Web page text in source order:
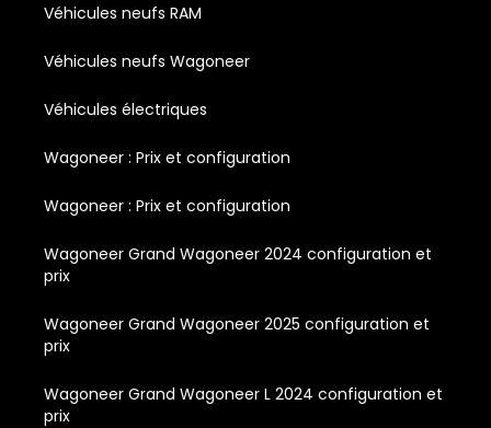
Véhicules neufs RAM
Véhicules neufs Wagoneer
Véhicules électriques
Wagoneer : Prix et configuration
Wagoneer : Prix et configuration
Wagoneer Grand Wagoneer 2024 configuration et
prix
Wagoneer Grand Wagoneer 2025 configuration et
prix
Wagoneer Grand Wagoneer L 2024 configuration et
prix